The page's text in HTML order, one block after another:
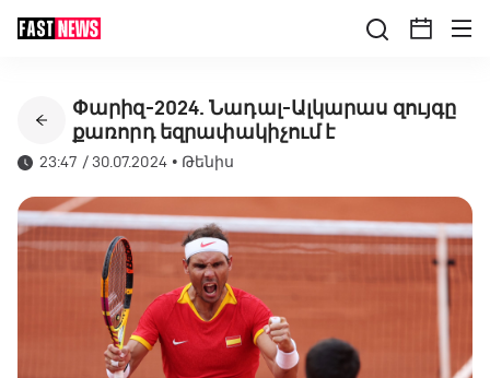
Փարիզ-2024. Նադալ-Ալկարաս զույգը
քառորդ եզրափակիչում է
23:47 / 30.07.2024 • Թենիս